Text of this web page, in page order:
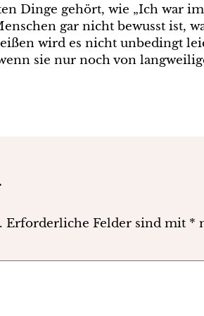
Dinge gehört, wie „Ich war
gar nicht bewusst ist,
wird es nicht unbedingt
sie nur noch von
Erforderliche Felder sind mit *